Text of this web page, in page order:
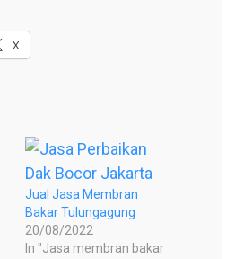
X
Jual Jasa Membran
Bakar Tulungagung
20/08/2022
In "Jasa membran bakar